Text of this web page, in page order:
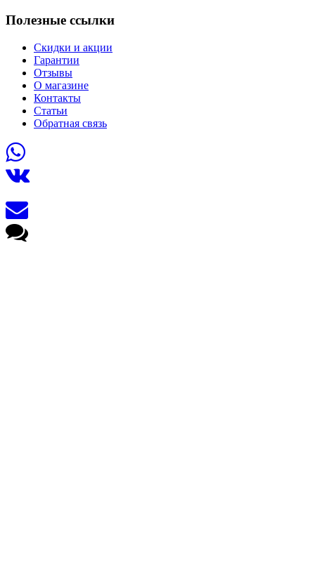
Полезные ссылки
Скидки и акции
Гарантии
Отзывы
О магазине
Контакты
Статьи
Обратная связь